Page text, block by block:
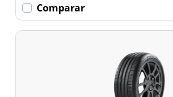
opções
Comparar